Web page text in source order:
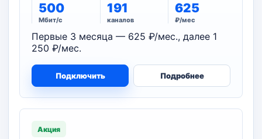
500
Мбит/с
191
каналов
625
₽/мес
Первые 3 месяца — 625 ₽/мес., далее 1
250 ₽/мес.
Подключить Подробнее
Акция